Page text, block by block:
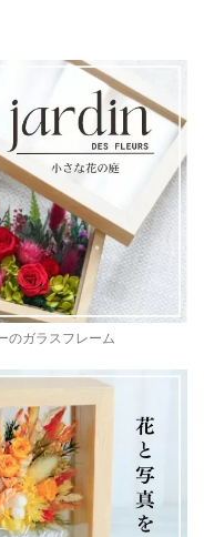
のガラスフレーム